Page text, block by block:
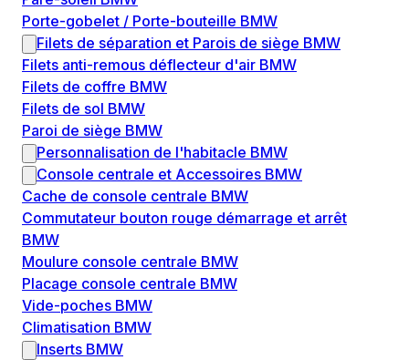
Porte-gobelet / Porte-bouteille BMW
Filets de séparation et Parois de siège BMW
Filets anti-remous déflecteur d'air BMW
Filets de coffre BMW
Filets de sol BMW
Paroi de siège BMW
Personnalisation de l'habitacle BMW
Console centrale et Accessoires BMW
Cache de console centrale BMW
Commutateur bouton rouge démarrage et arrêt
BMW
Moulure console centrale BMW
Placage console centrale BMW
Vide-poches BMW
Climatisation BMW
Inserts BMW